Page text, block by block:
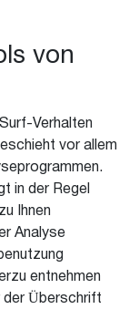
von
Verhalten
vor allem
in der Regel
Ihnen
Analyse
entnehmen
der Überschrift